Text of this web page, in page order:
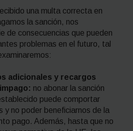
una multa correcta en
la sanción, nos
de consecuencias que pueden
problemas en el futuro, tal
adicionales y recargos
no abonar la sanción
puede comportar
y no poder beneficiarnos de la
pago. Además, hasta que no